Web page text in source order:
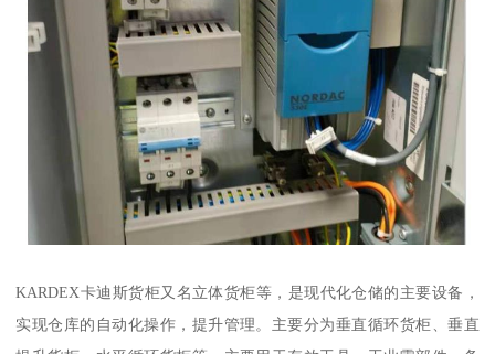
KARDEX卡迪斯货柜又名立体货柜等，是现代化仓储的主要设备，
实现仓库的自动化操作，提升管理。主要分为垂直循环货柜、垂直